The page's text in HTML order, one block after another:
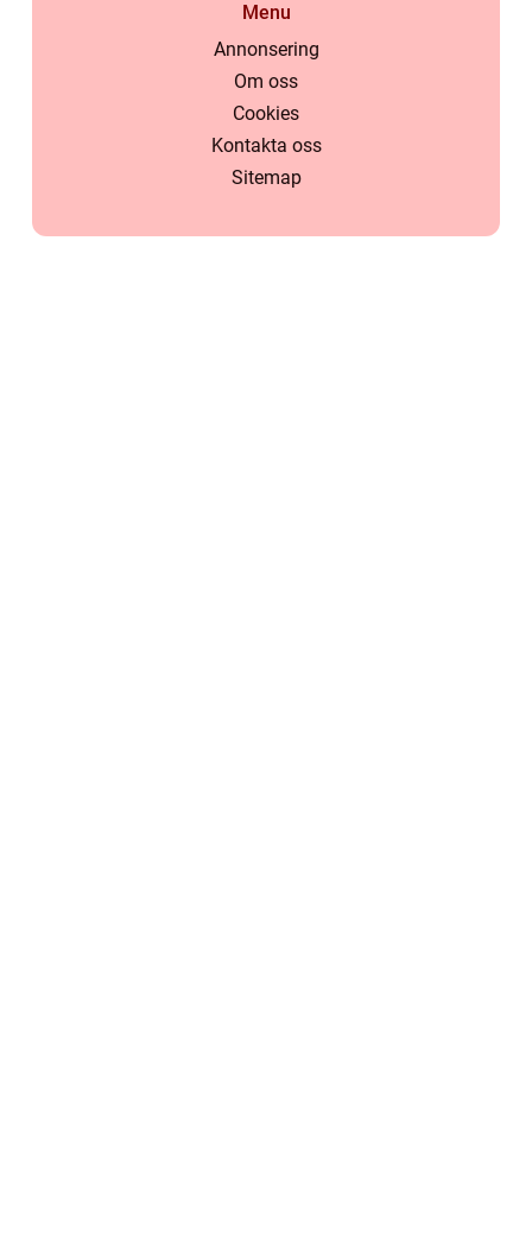
Menu
Annonsering
Om oss
Cookies
Kontakta oss
Sitemap